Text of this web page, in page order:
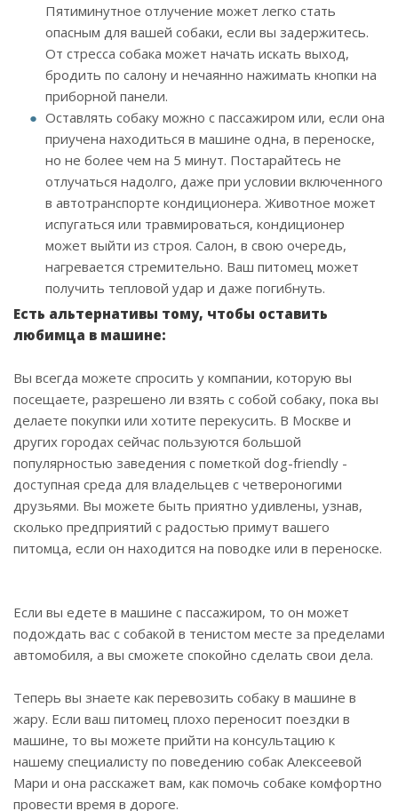
Пятиминутное отлучение может легко стать
опасным для вашей собаки, если вы задержитесь.
От стресса собака может начать искать выход,
бродить по салону и нечаянно нажимать кнопки на
приборной панели.
Оставлять собаку можно с пассажиром или, если она
приучена находиться в машине одна, в переноске,
но не более чем на 5 минут. Постарайтесь не
отлучаться надолго, даже при условии включенного
в автотранспорте кондиционера. Животное может
испугаться или травмироваться, кондиционер
может выйти из строя. Салон, в свою очередь,
нагревается стремительно. Ваш питомец может
получить тепловой удар и даже погибнуть.
Есть альтернативы тому, чтобы оставить
любимца в машине:
Вы всегда можете спросить у компании, которую вы
посещаете, разрешено ли взять с собой собаку, пока вы
делаете покупки или хотите перекусить. В Москве и
других городах сейчас пользуются большой
популярностью заведения с пометкой dog-friendly -
доступная среда для владельцев с четвероногими
друзьями. Вы можете быть приятно удивлены, узнав,
сколько предприятий с радостью примут вашего
питомца, если он находится на поводке или в переноске.
Если вы едете в машине с пассажиром, то он может
подождать вас с собакой в тенистом месте за пределами
автомобиля, а вы сможете спокойно сделать свои дела.
Теперь вы знаете как перевозить собаку в машине в
жару. Если ваш питомец плохо переносит поездки в
машине, то вы можете прийти на консультацию к
нашему специалисту по поведению собак Алексеевой
Мари и она расскажет вам, как помочь собаке комфортно
провести время в дороге.